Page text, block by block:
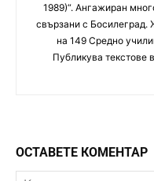
1989)“. Ангажиран
свързани с
на 149 Средно
Публикува текстове
ОСТАВЕТЕ КОМЕНТАР